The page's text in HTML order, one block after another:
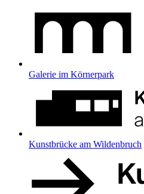
Galerie im Körnerpark
Kunstbrücke am Wildenbruch